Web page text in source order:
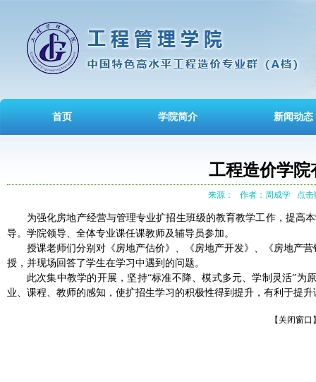
首页 学院简介 新闻动态
工程造价学院
来源： 作者：周成学 点击
为强化房地产经营与管理专业扩招生班级的教育教学工作，提高
导。学院领导、全体专业课任课教师及辅导员参加。
授课老师们分别对《房地产估价》、《房地产开发》、《房地产
授，并现场回答了学生在学习中遇到的问题。
此次集中教学的开展，坚持“标准不降、模式多元、学制灵活”
业、课程、教师的感知，使扩招生学习的积极性得到提升，有利于提
【关闭窗口